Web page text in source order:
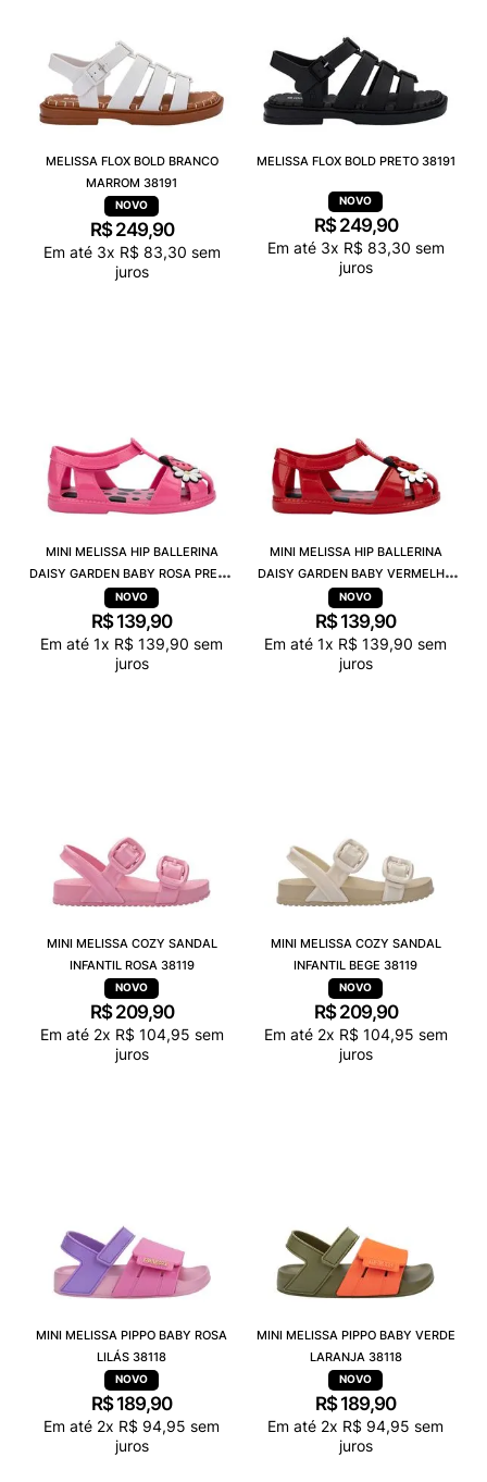
MELISSA FLOX BOLD BRANCO
MARROM 38191
R$ 249,90
Em até 3x R$ 83,30 sem
juros
MELISSA FLOX BOLD PRETO 38191
R$ 249,90
Em até 3x R$ 83,30 sem
juros
MINI MELISSA HIP BALLERINA
DAISY GARDEN BABY ROSA PRETO
38115
R$ 139,90
Em até 1x R$ 139,90 sem
juros
MINI MELISSA HIP BALLERINA
DAISY GARDEN BABY VERMELHO
PRETO 38115
R$ 139,90
Em até 1x R$ 139,90 sem
juros
MINI MELISSA COZY SANDAL
INFANTIL ROSA 38119
R$ 209,90
Em até 2x R$ 104,95 sem
juros
MINI MELISSA COZY SANDAL
INFANTIL BEGE 38119
R$ 209,90
Em até 2x R$ 104,95 sem
juros
MINI MELISSA PIPPO BABY ROSA
LILÁS 38118
R$ 189,90
Em até 2x R$ 94,95 sem
juros
MINI MELISSA PIPPO BABY VERDE
LARANJA 38118
R$ 189,90
Em até 2x R$ 94,95 sem
juros